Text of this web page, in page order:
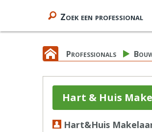
Zoek een professional
Professionals
Hart & Huis
Hart&Huis